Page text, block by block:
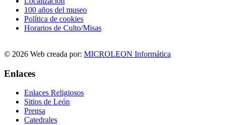
100 años del museo
Política de cookies
Horarios de Culto/Misas
© 2026 Web creada por: MICROLEON Informática
Enlaces
Enlaces Religiosos
Sitios de León
Prensa
Catedrales